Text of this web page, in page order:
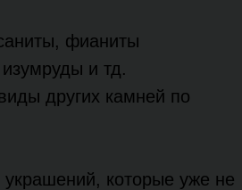
фианиты
и тд.
других камней по
которые уже не